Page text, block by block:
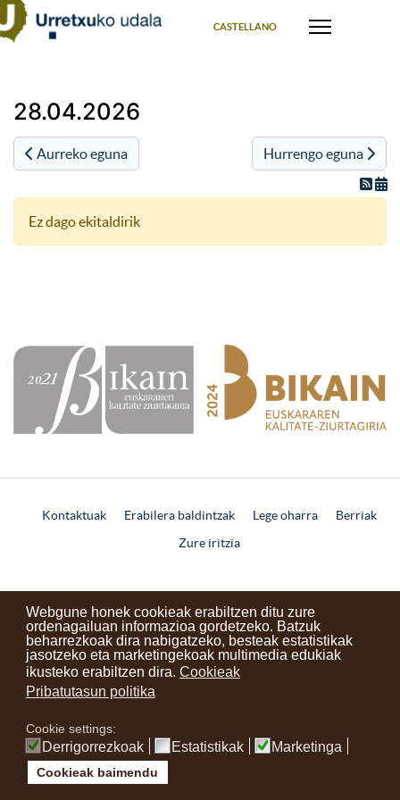
Webgune honek cookieak erabiltzen ditu zure
ordenagailuan informazioa gordetzeko. Batzuk
beharrezkoak dira nabigatzeko, besteak estatistikak
jasotzeko eta marketingekoak multimedia edukiak
ikusteko erabiltzen dira. Cookieak
Pribatutasun politika
Cookie settings:
Derrigorrezkoak Estatistikak Marketinga
Cookieak baimendu
CASTELLANO
28.04.2026
Aurreko eguna Hurrengo eguna
Ez dago ekitaldirik
Kontaktuak Erabilera baldintzak Lege oharra
Berriak
Zure iritzia